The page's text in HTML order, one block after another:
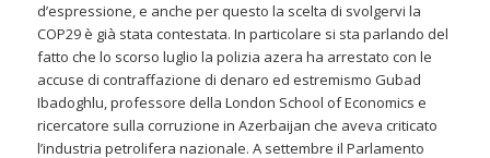
d’espressione, e anche per questo la scelta di svolgervi la
COP29 è già stata contestata. In particolare si sta parlando del
fatto che lo scorso luglio la polizia azera ha arrestato con le
accuse di contraffazione di denaro ed estremismo Gubad
Ibadoghlu, professore della London School of Economics e
ricercatore sulla corruzione in Azerbaijan che aveva criticato
l’industria petrolifera nazionale. A settembre il Parlamento